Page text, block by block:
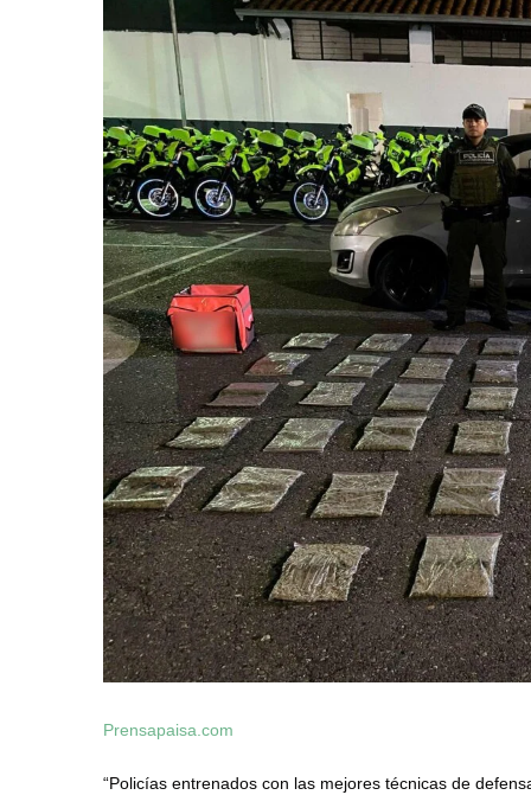
Prensapaisa.com
“Policías entrenados con las mejores técnicas de